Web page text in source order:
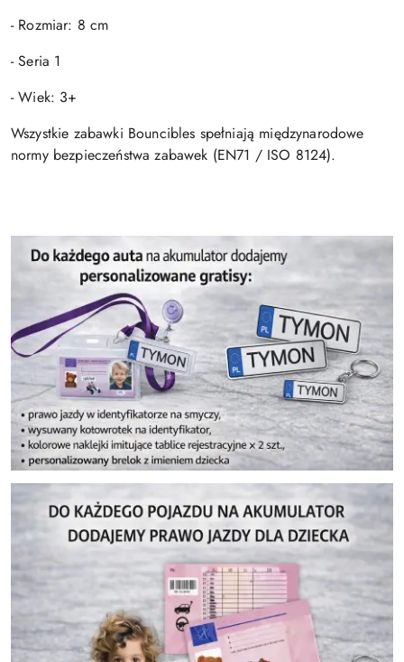
- Rozmiar: 8 cm
- Seria 1
- Wiek: 3+
Wszystkie zabawki Bouncibles spełniają międzynarodowe
normy bezpieczeństwa zabawek (EN71 / ISO 8124).